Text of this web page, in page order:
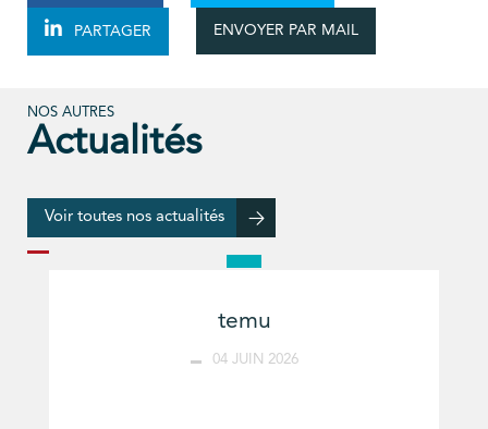
PARTAGER ENVOYER PAR MAIL
NOS AUTRES
Actualités
Voir toutes nos actualités
temu
04 JUIN 2026